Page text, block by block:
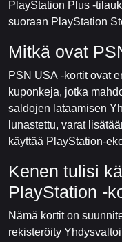
PlayStation Plus -
suoraan PlayStation
Mitkä ovat
PSN USA -kortit ovat
kuponkeja, jotka
saldojen lataamisen
lunastettu, varat
käyttää PlayStation-
Kenen tulisi
PlayStation -
Nämä kortit on
rekisteröity